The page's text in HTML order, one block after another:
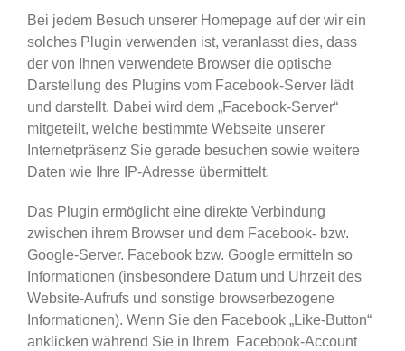
Bei jedem Besuch unserer Homepage auf der wir ein
solches Plugin verwenden ist, veranlasst dies, dass
der von Ihnen verwendete Browser die optische
Darstellung des Plugins vom Facebook-Server lädt
und darstellt. Dabei wird dem „Facebook-Server“
mitgeteilt, welche bestimmte Webseite unserer
Internetpräsenz Sie gerade besuchen sowie weitere
Daten wie Ihre IP-Adresse übermittelt.
Das Plugin ermöglicht eine direkte Verbindung
zwischen ihrem Browser und dem Facebook- bzw.
Google-Server. Facebook bzw. Google ermitteln so
Informationen (insbesondere Datum und Uhrzeit des
Website-Aufrufs und sonstige browserbezogene
Informationen). Wenn Sie den Facebook „Like-Button“
anklicken während Sie in Ihrem Facebook-Account